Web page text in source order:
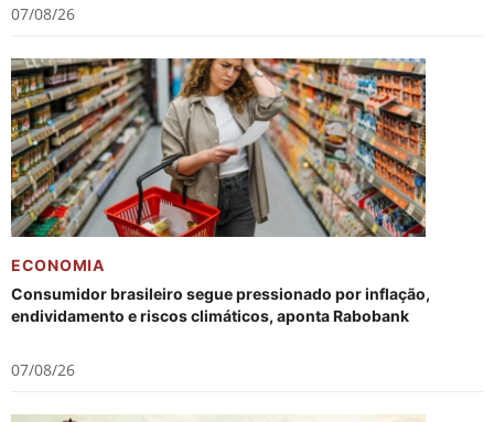
07/08/26
ECONOMIA
Consumidor brasileiro segue pressionado por inflação,
endividamento e riscos climáticos, aponta Rabobank
07/08/26